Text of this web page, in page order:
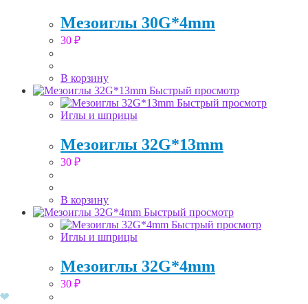
Мезоиглы 30G*4mm
30 ₽
В корзину
Быстрый просмотр
Быстрый просмотр
Иглы и шприцы
Мезоиглы 32G*13mm
30 ₽
В корзину
Быстрый просмотр
Быстрый просмотр
Иглы и шприцы
Мезоиглы 32G*4mm
30 ₽